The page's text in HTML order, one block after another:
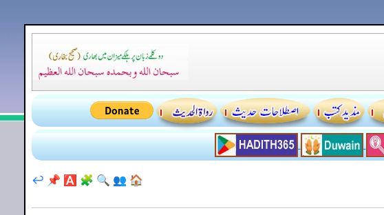
🏠
👥
🔍
🧩
🅰️
📌
↩️